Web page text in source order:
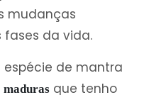
mudanças
fases da vida.
de mantra
maduras que tenho